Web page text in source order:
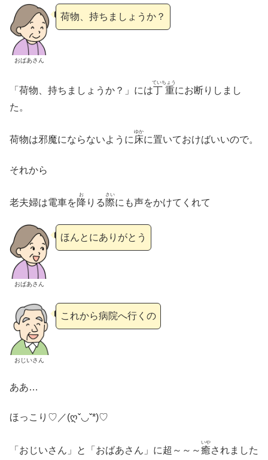
おばあさん
荷物、持ちましょうか？
「荷物、持ちましょうか？」には丁重
ていちょう
にお断りしまし
た。
荷物は邪魔にならないように 床
ゆか
に置いておけばいいので。
それから
老夫婦は電車を降
お
りる際
さい
にも声をかけてくれて
おばあさん
ほんとにありがとう
おじいさん
これから病院へ行くの
ああ…
ほっこり♡／(ღˇ◡ˇ*)♡
「おじいさん」と「おばあさん」に超～～～癒
いや
されました